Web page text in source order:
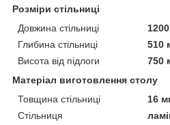
Розміри стільниці
Довжина стільниці
Глибина стільниці
510
Висота від підлоги
750
Матеріал виготовлення столу
Товщина стільниці
16
Стільниця